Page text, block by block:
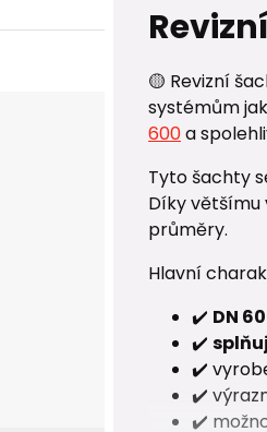
🟡 Revizní
systémům
600a
Tyto šachty
Díky
průměry.
Hlavní
✔️ DN
✔️
✔️
✔️
✔️